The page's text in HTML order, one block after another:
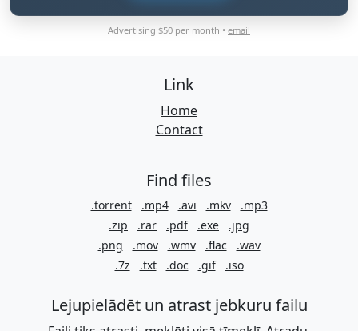
Advertising $50 per month • email
Link
Home
Contact
Find files
.torrent .mp4 .avi .mkv
.mp3
.zip
.rar .pdf .exe
.jpg
.png
.mov .wmv .flac
.wav
.7z
.txt .doc .gif .iso
Lejupielādēt un atrast jebkuru failu